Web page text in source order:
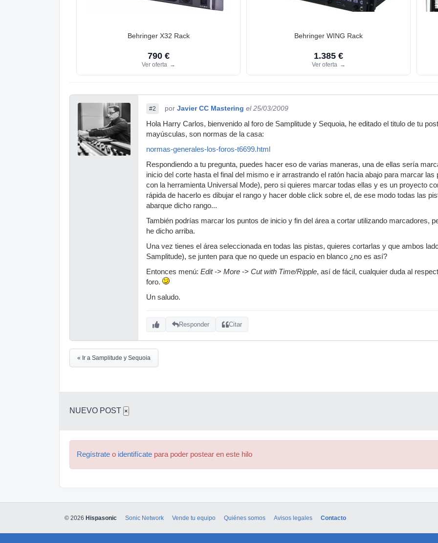
Behringer X32 Rack
790 €
Ver oferta →
Behringer WING Rack
1.385 €
Ver oferta →
#2 por Javier CC Mastering el 25/03/2009
Hola Harry Carlos, bienvenido al foro de Samplitude y Sequoia, he editado el titulo de tu
mayúsculas, son normas de la casa:
normas-generales-los-foros-t6699.html
Respondiendo a tu pregunta, puedes hacer eso de varias maneras, una de ellas sería
inicio del corte hasta el final del mismo e ir arrastrando el ratón hacia abajo para marcar
con la herramienta Universal Mode), pero si quieres marcar todas ellas y es un proyecto
rápida de hacerlo es dibujar el rango y hacer doble click sobre el, de ese modo todas las
abarque dicho rango...
También podrías marcar los puntos de inicio y fin del área a cortar utilizando marcadores,
he dicho arriba.
Una vez tienes el área seleccionada en todas las pistas, quieres cortarlas y que ambos
Samplitude), se junten para que no quede un espacio en blanco ¿no es así?
Entonces menú: Edit-> More -> Cut with Time/Ripple, así de fácil, cualquier duda al
foro.
Un saludo.
Responder Citar
« Ir a Samplitude y Sequoia
NUEVO POST ×
Regístrate o identifícate para poder postear en este hilo
© 2026 Hispasonic Sonic Network Vende tu equipo Quiénes somos Avisos legales Contacto